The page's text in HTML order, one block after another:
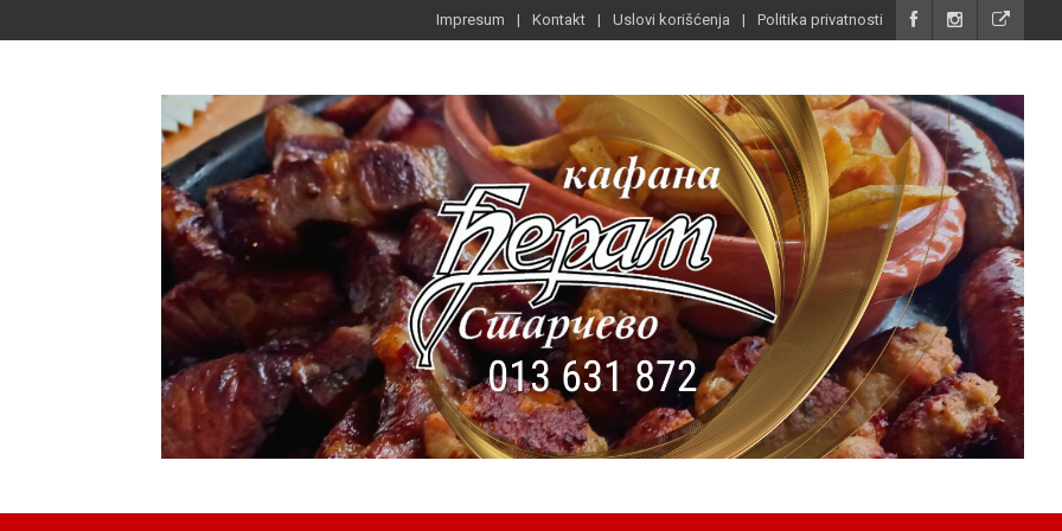
Impresum Kontakt Uslovi korišćenja Politika privatnosti